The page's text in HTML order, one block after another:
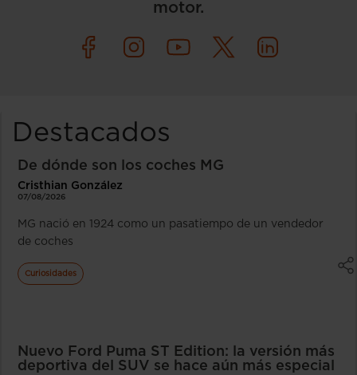
motor.
Destacados
De dónde son los coches MG
Cristhian González
07/08/2026
MG nació en 1924 como un pasatiempo de un vendedor
de coches
Curiosidades
Nuevo Ford Puma ST Edition: la versión más
deportiva del SUV se hace aún más especial